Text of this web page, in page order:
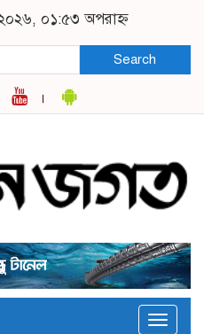
০১:৫৩ অপরাহ্ন
Search
Toggle